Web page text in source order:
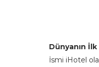
Dünyanın İlk
İsmi iHotel